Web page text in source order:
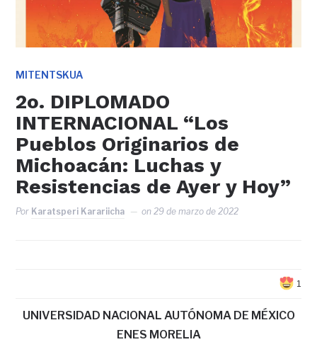
MITENTSKUA
2o. DIPLOMADO
INTERNACIONAL “Los
Pueblos Originarios de
Michoacán: Luchas y
Resistencias de Ayer y Hoy”
Por Karatsperi Karariicha on29 de marzo de 2022
1
UNIVERSIDAD NACIONAL AUTÓNOMA DE MÉXICO
ENES MORELIA